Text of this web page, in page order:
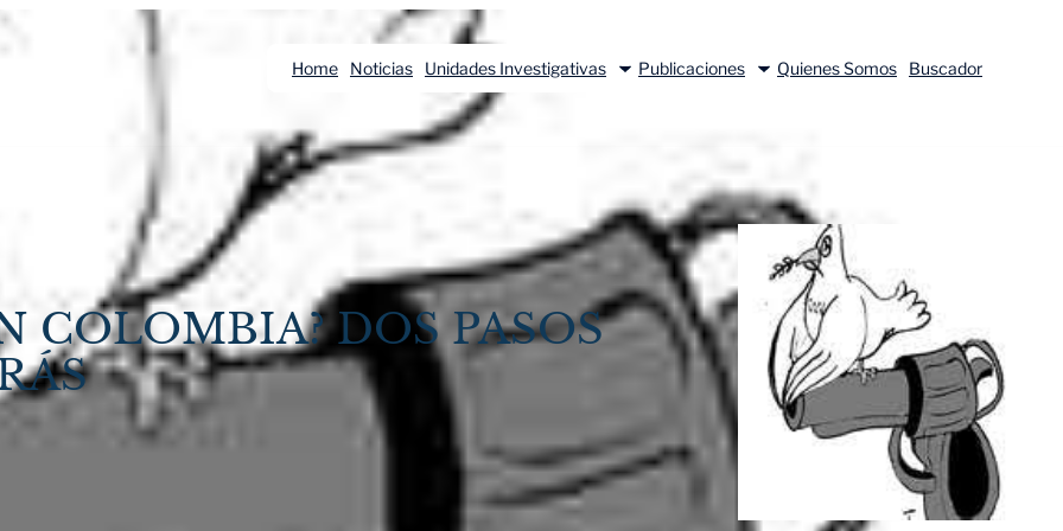
Home Noticias Unidades Investigativas Publicaciones Quienes Somos Buscador
COLOMBIA? DOS PASOS